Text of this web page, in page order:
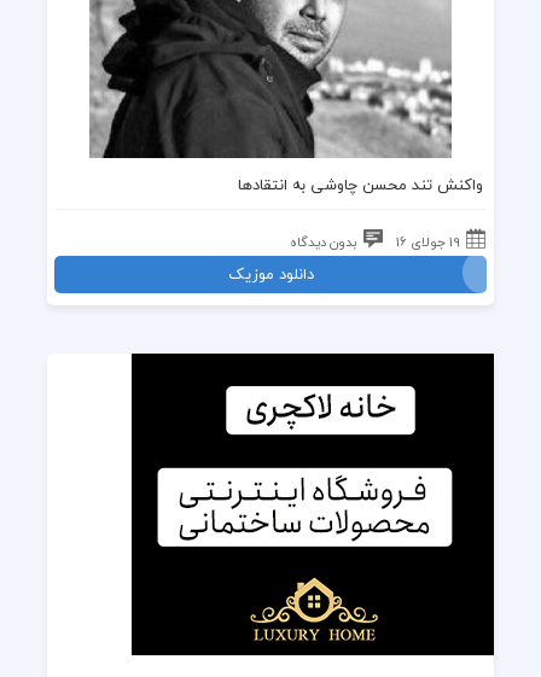
واکنش تند محسن چاوشی به انتقادها
19 جولای 16 بدون دیدگاه
دانلود موزیک